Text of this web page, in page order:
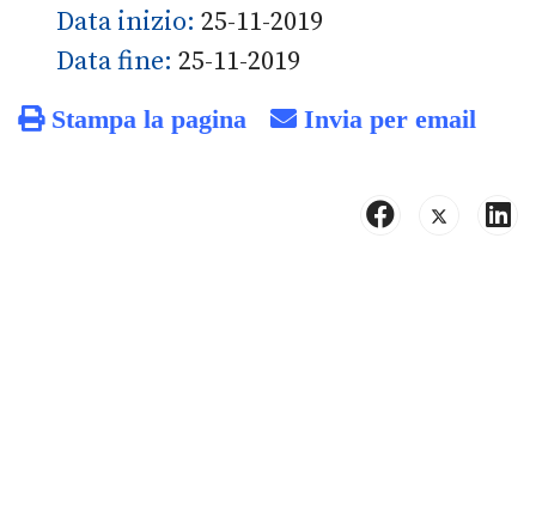
Data inizio: 25-11-2019
Data fine: 25-11-2019
Stampa la pagina Invia per email